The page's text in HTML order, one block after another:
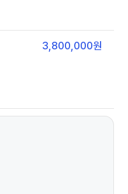
3,800,000원